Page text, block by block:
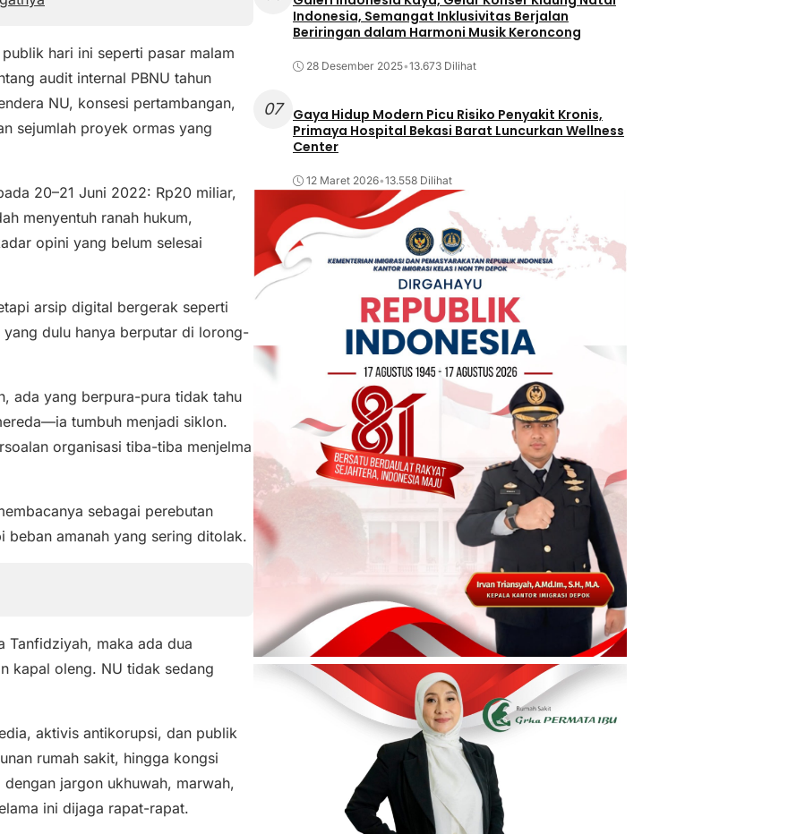
hari ini seperti pasar malam
audit internal PBNU tahun
NU, konsesi pertambangan,
sejumlah proyek ormas yang
20–21 Juni 2022: Rp20 miliar,
menyentuh ranah hukum,
opini yang belum selesai
arsip digital bergerak seperti
dulu hanya berputar di lorong-
ada yang berpura-pura tidak tahu
tumbuh menjadi siklon.
organisasi tiba-tiba menjelma
sebagai perebutan
beban amanah yang sering ditolak.
Tanfidziyah, maka ada dua
kapal oleng. NU tidak sedang
aktivis antikorupsi, dan publik
rumah sakit, hingga kongsi
jargon ukhuwah, marwah,
ini dijaga rapat-rapat.
Indonesia, Semangat Inklusivitas Berjalan
Beriringan dalam Harmoni Musik Keroncong
28 Desember 2025•13.673 Dilihat
07
Gaya Hidup Modern Picu Risiko Penyakit Kronis,
Primaya Hospital Bekasi Barat Luncurkan Wellness
Center
12 Maret 2026•13.558 Dilihat